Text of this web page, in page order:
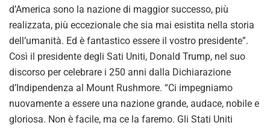
d’America sono la nazione di maggior successo, più
realizzata, più eccezionale che sia mai esistita nella storia
dell’umanità. Ed è fantastico essere il vostro presidente”.
Così il presidente degli Sati Uniti, Donald Trump, nel suo
discorso per celebrare i 250 anni dalla Dichiarazione
d’Indipendenza al Mount Rushmore. “Ci impegniamo
nuovamente a essere una nazione grande, audace, nobile e
gloriosa. Non è facile, ma ce la faremo. Gli Stati Uniti